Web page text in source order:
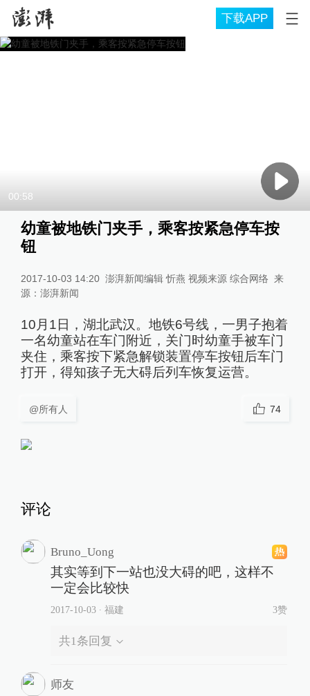
下载APP
00:58
幼童被地铁门夹手，乘客按紧急停车按
钮
2017-10-03 14:20 澎湃新闻编辑 忻燕 视频来源 综合网络 来
源： 澎湃新闻
10月1日，湖北武汉。地铁6号线，一男子抱着
一名幼童站在车门附近，关门时幼童手被车门
夹住，乘客按下紧急解锁装置停车按钮后车门
打开，得知孩子无大碍后列车恢复运营。
@所有人 74
评论
Bruno_Uong
其实等到下一站也没大碍的吧，这样不
一定会比较快
2017-10-03∙ 福建 3赞
共1 条回复
师友